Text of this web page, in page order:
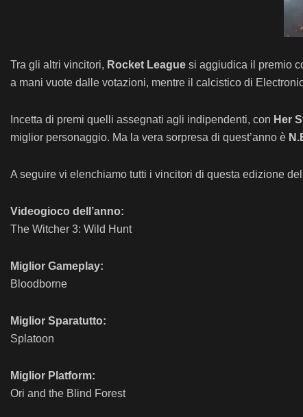
Tra gli altri vincitori, Rocket League si aggiudica il premio
a mani vuote dalle votazioni, mentre il calcistico di
Incetta di premi quelli assegnati agli indipendenti, con Her
miglior personaggio. Ma la vera sorpresa di quest’anno è
A seguire vi elenchiamo tutti i vincitori di questa edizione del
Videogioco dell’anno:
The Witcher 3: Wild Hunt
Miglior Gameplay:
Bloodborne
Miglior Sparatutto:
Splatoon
Miglior Platform:
Ori and the Blind Forest